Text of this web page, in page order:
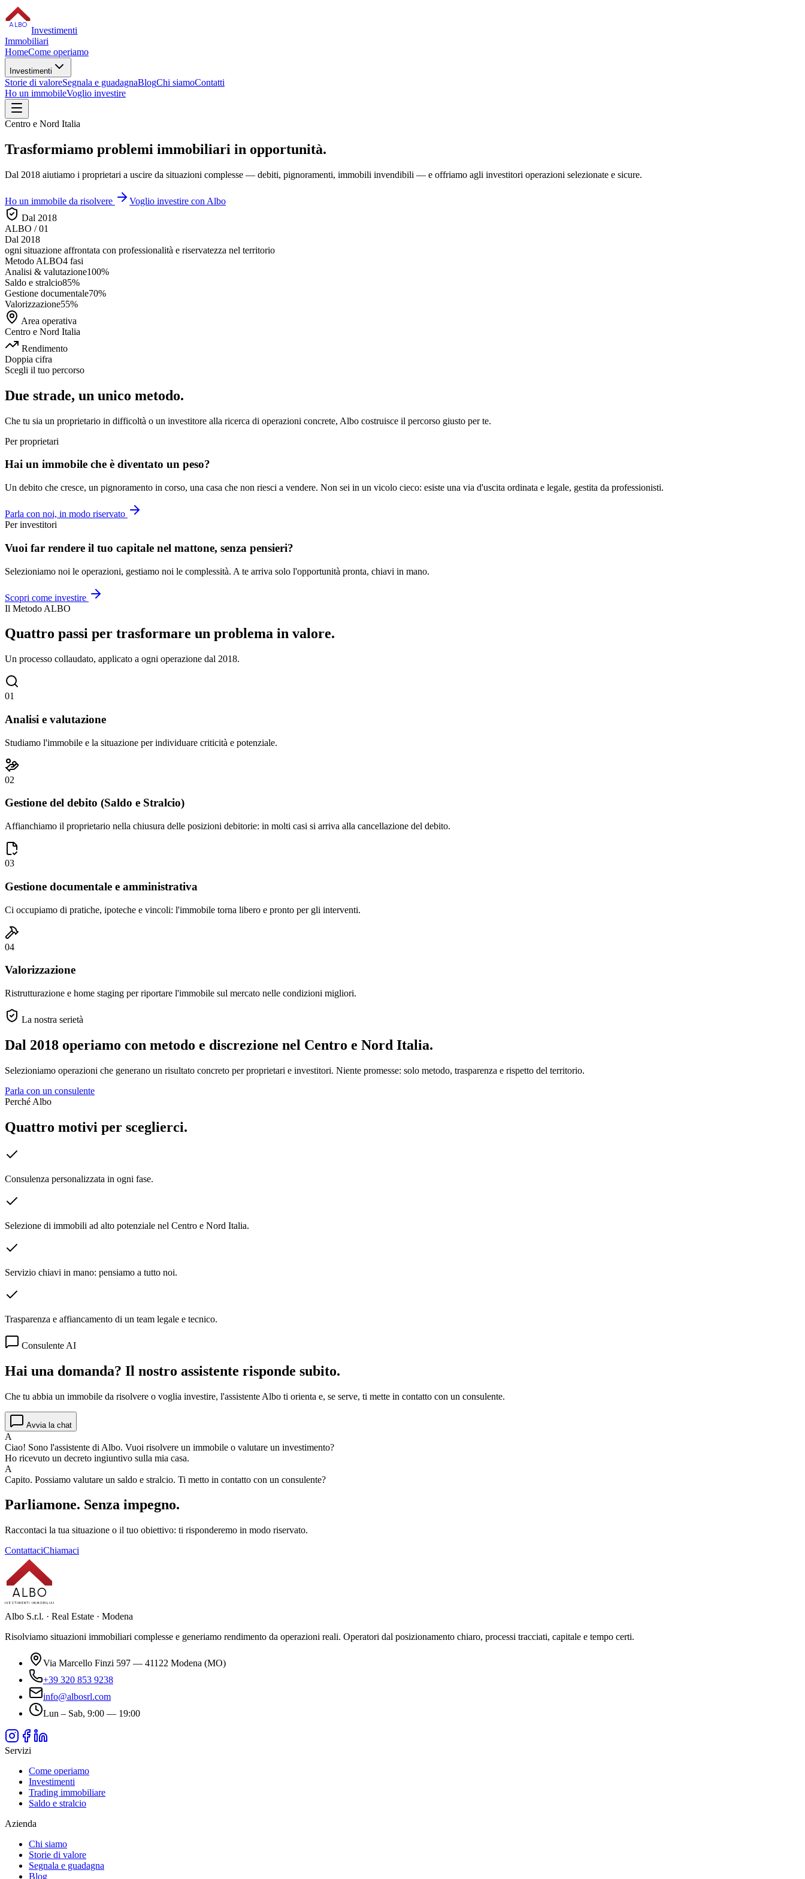
ALBO
Investimenti
Immobiliari
HomeCome operiamo
Investimenti
Storie di valoreSegnala e guadagnaBlogChi siamoContatti
Ho un immobileVoglio investire
Centro e Nord Italia
Trasformiamo problemi immobiliari in opportunità.
Dal 2018 aiutiamo i proprietari a uscire da situazioni complesse — debiti, pignoramenti, immobili invendibili — e offriamo agli investitori operazioni selezionate e sicure.
Ho un immobile da risolvere
Voglio investire con Albo
Dal 2018
ALBO / 01
Dal 2018
ogni situazione affrontata con professionalità e riservatezza nel territorio
Metodo ALBO4 fasi
Analisi & valutazione100%
Saldo e stralcio85%
Gestione documentale70%
Valorizzazione55%
Area operativa
Centro e Nord Italia
Rendimento
Doppia cifra
Scegli il tuo percorso
Due strade, un unico metodo.
Che tu sia un proprietario in difficoltà o un investitore alla ricerca di operazioni concrete, Albo costruisce il percorso giusto per te.
Per proprietari
Hai un immobile che è diventato un peso?
Un debito che cresce, un pignoramento in corso, una casa che non riesci a vendere. Non sei in un vicolo cieco: esiste una via d'uscita ordinata e legale, gestita da professionisti.
Parla con noi, in modo riservato
Per investitori
Vuoi far rendere il tuo capitale nel mattone, senza pensieri?
Selezioniamo noi le operazioni, gestiamo noi le complessità. A te arriva solo l'opportunità pronta, chiavi in mano.
Scopri come investire
Il Metodo ALBO
Quattro passi per trasformare un problema in valore.
Un processo collaudato, applicato a ogni operazione dal 2018.
01
Analisi e valutazione
Studiamo l'immobile e la situazione per individuare criticità e potenziale.
02
Gestione del debito (Saldo e Stralcio)
Affianchiamo il proprietario nella chiusura delle posizioni debitorie: in molti casi si arriva alla cancellazione del debito.
03
Gestione documentale e amministrativa
Ci occupiamo di pratiche, ipoteche e vincoli: l'immobile torna libero e pronto per gli interventi.
04
Valorizzazione
Ristrutturazione e home staging per riportare l'immobile sul mercato nelle condizioni migliori.
La nostra serietà
Dal 2018 operiamo con metodo e discrezione nel Centro e Nord Italia.
Selezioniamo operazioni che generano un risultato concreto per proprietari e investitori. Niente promesse: solo metodo, trasparenza e rispetto del territorio.
Parla con un consulente
Perché Albo
Quattro motivi per sceglierci.
Consulenza personalizzata in ogni fase.
Selezione di immobili ad alto potenziale nel Centro e Nord Italia.
Servizio chiavi in mano: pensiamo a tutto noi.
Trasparenza e affiancamento di un team legale e tecnico.
Consulente AI
Hai una domanda? Il nostro assistente risponde subito.
Che tu abbia un immobile da risolvere o voglia investire, l'assistente Albo ti orienta e, se serve, ti mette in contatto con un consulente.
Avvia la chat
A
Ciao! Sono l'assistente di Albo. Vuoi risolvere un immobile o valutare un investimento?
Ho ricevuto un decreto ingiuntivo sulla mia casa.
A
Capito. Possiamo valutare un saldo e stralcio. Ti metto in contatto con un consulente?
Parliamone. Senza impegno.
Raccontaci la tua situazione o il tuo obiettivo: ti risponderemo in modo riservato.
ContattaciChiamaci
ALBO
INVESTIMENTI IMMOBILIARI
Albo S.r.l. · Real Estate · Modena
Risolviamo situazioni immobiliari complesse e generiamo rendimento da operazioni reali. Operatori dal posizionamento chiaro, processi tracciati, capitale e tempo certi.
Via Marcello Finzi 597 — 41122 Modena (MO)
+39 320 853 9238
info@albosrl.com
Lun – Sab, 9:00 — 19:00
Servizi
Come operiamo
Investimenti
Trading immobiliare
Saldo e stralcio
Azienda
Chi siamo
Storie di valore
Segnala e guadagna
Blog